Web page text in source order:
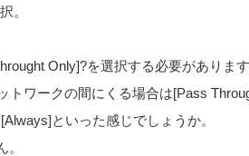
。
Only]?を選択する必要があります
トワークの間にくる場合は[Pass
といった感じでしょうか。